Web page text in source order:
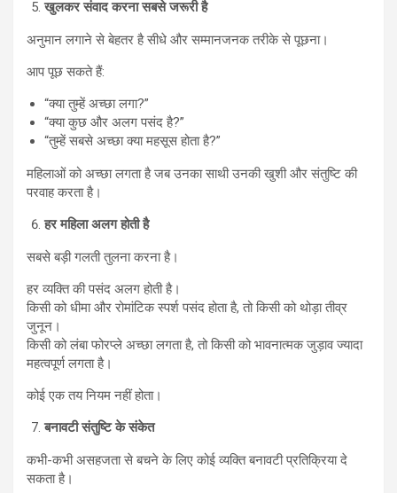
खुलकर संवाद करना सबसे जरूरी है
अनुमान लगाने से बेहतर है सीधे और सम्मानजनक तरीके से पूछना।
आप पूछ सकते हैं:
“क्या तुम्हें अच्छा लगा?”
“क्या कुछ और अलग पसंद है?”
“तुम्हें सबसे अच्छा क्या महसूस होता है?”
महिलाओं को अच्छा लगता है जब उनका साथी उनकी खुशी और संतुष्टि की
परवाह करता है।
हर महिला अलग होती है
सबसे बड़ी गलती तुलना करना है।
हर व्यक्ति की पसंद अलग होती है।
किसी को धीमा और रोमांटिक स्पर्श पसंद होता है, तो किसी को थोड़ा तीव्र
जुनून।
किसी को लंबा फोरप्ले अच्छा लगता है, तो किसी को भावनात्मक जुड़ाव ज्यादा
महत्वपूर्ण लगता है।
कोई एक तय नियम नहीं होता।
बनावटी संतुष्टि के संकेत
कभी-कभी असहजता से बचने के लिए कोई व्यक्ति बनावटी प्रतिक्रिया दे
सकता है।